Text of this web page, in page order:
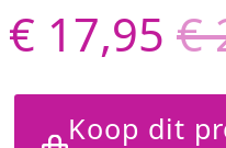
€ 17,95 €
Koop dit